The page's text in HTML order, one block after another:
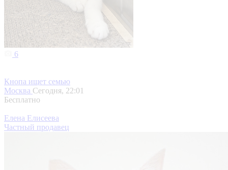
6
Кнопа ищет семью
Москва Сегодня, 22:01
Бесплатно
Елена Елисеева
Частный продавец